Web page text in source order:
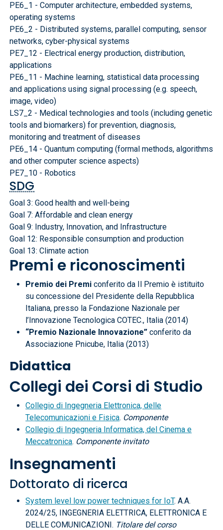
PE6_1 - Computer architecture, embedded systems,
operating systems
PE6_2 - Distributed systems, parallel computing, sensor
networks, cyber-physical systems
PE7_12 - Electrical energy production, distribution,
applications
PE6_11 - Machine learning, statistical data processing
and applications using signal processing (e.g. speech,
image, video)
LS7_2 - Medical technologies and tools (including genetic
tools and biomarkers) for prevention, diagnosis,
monitoring and treatment of diseases
PE6_14 - Quantum computing (formal methods, algorithms
and other computer science aspects)
PE7_10 - Robotics
SDG
Goal 3: Good health and well-being
Goal 7: Affordable and clean energy
Goal 9: Industry, Innovation, and Infrastructure
Goal 12: Responsible consumption and production
Goal 13: Climate action
Premi e riconoscimenti
Premio dei Premi conferito da Il Premio è istituito
su concessione del Presidente della Repubblica
Italiana, presso la Fondazione Nazionale per
l’Innovazione Tecnologica COTEC., Italia (2014)
“Premio Nazionale Innovazione” conferito da
Associazione Pnicube, Italia (2013)
Didattica
Collegi dei Corsi di Studio
Collegio di Ingegneria Elettronica, delle
Telecomunicazioni e Fisica. Componente
Collegio di Ingegneria Informatica, del Cinema e
Meccatronica. Componente invitato
Insegnamenti
Dottorato di ricerca
System level low power techniques for IoT. A.A.
2024/25, INGEGNERIA ELETTRICA, ELETTRONICA E
DELLE COMUNICAZIONI. Titolare del corso